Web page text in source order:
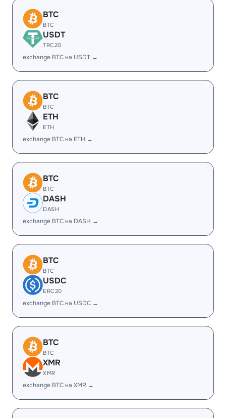
BTC
BTC
USDT
TRC20
exchange BTC на USDT →
BTC
BTC
ETH
ETH
exchange BTC на ETH →
BTC
BTC
DASH
DASH
exchange BTC на DASH →
BTC
BTC
USDC
ERC20
exchange BTC на USDC →
BTC
BTC
XMR
XMR
exchange BTC на XMR →